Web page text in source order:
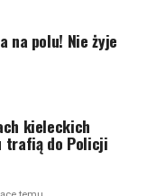
na polu! Nie żyje
kieleckich
trafią do Policji